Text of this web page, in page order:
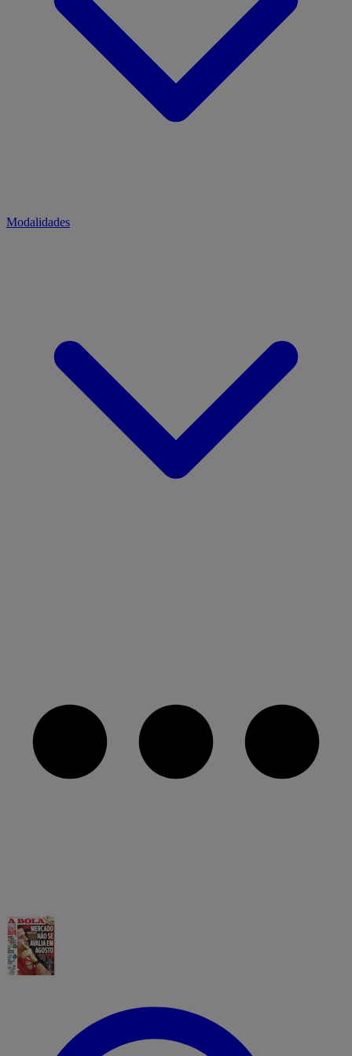
Modalidades